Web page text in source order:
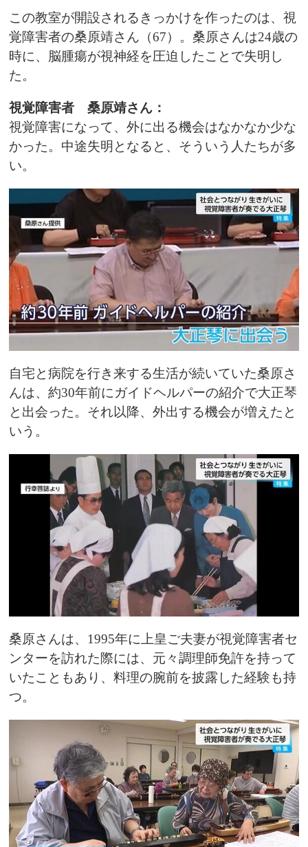
この教室が開設されるきっかけを作ったのは、視
覚障害者の桑原靖さん（67）。桑原さんは24歳の
時に、脳腫瘍が視神経を圧迫したことで失明し
た。
視覚障害者 桑原靖さん：
視覚障害になって、外に出る機会はなかなか少な
かった。中途失明となると、そういう人たちが多
い。
自宅と病院を行き来する生活が続いていた桑原さ
んは、約30年前にガイドヘルパーの紹介で大正琴
と出会った。それ以降、外出する機会が増えたと
いう。
桑原さんは、1995年に上皇ご夫妻が視覚障害者セ
ンターを訪れた際には、元々調理師免許を持って
いたこともあり、料理の腕前を披露した経験も持
つ。